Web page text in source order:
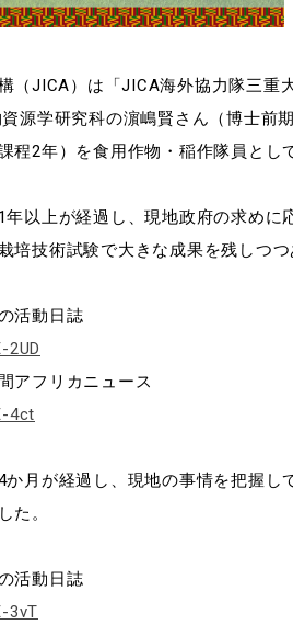
い合わせ
案内
者の方へ
教職
トカレンダー
否情報システム
（JICA）は「JICA海外協力隊三重
源学研究科の濵嶋賢さん（博士前
程2年）を食用作物・稲作隊員とし
以上が経過し、現地政府の求めに
培技術試験で大きな成果を残しつ
活動日誌
アフリカニュース
4ct
月が経過し、現地の事情を把握し
た。
活動日誌
3vT